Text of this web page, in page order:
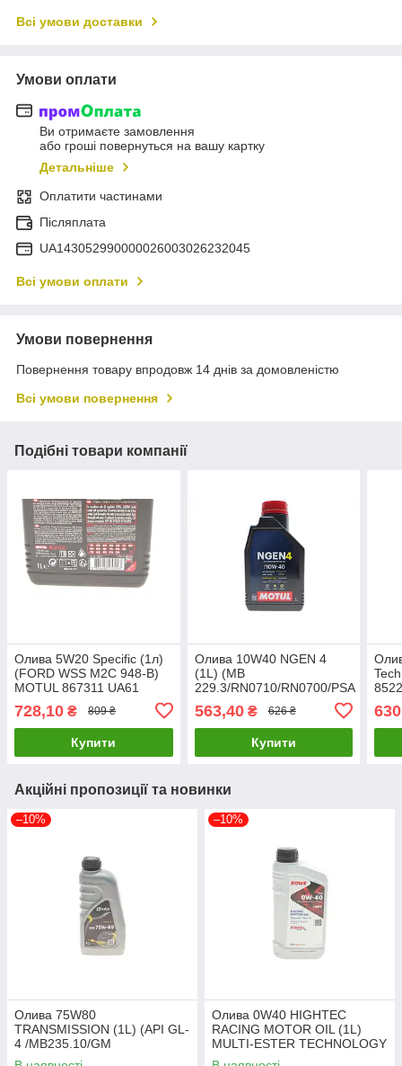
Всі умови доставки
Умови оплати
Ви отримаєте замовлення
або гроші повернуться на вашу картку
Детальніше
Оплатити частинами
Післяплата
UA143052990000026003026232045
Всі умови оплати
Умови повернення
Повернення товару впродовж 14 днів за домовленістю
Всі умови повернення
Подібні товари компанії
Олива 5W20 Specific (1л)
(FORD WSS M2C 948-B)
MOTUL 867311 UA61
728,10 ₴ 809 ₴
Купити
Олива 10W40 NGEN 4
(1L) (MB
229.3/RN0710/RN0700/PSA
01/VW505 00) (113058)
MOTUL 387801 UA61
563,40₴ 626 ₴
Купити
630
Акційні пропозиції та новинки
–10%
Олива 75W80
TRANSMISSION (1L) (API GL-
4 /MB235.10/GM
1940182/FORD WSD
–10%
Олива 0W40 HIGHTEC
RACING MOTOR OIL (1L)
MULTI-ESTER TECHNOLOGY
ROWE 20092-0010-99 UA61